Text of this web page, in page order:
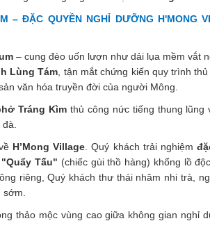
– ĐẶC QUYỀN NGHỈ DƯỠNG H'MONG
– cung đèo uốn lượn như dải lụa mềm vắt
Lùng Tám , tận mắt chứng kiến quy trình
văn hóa truyền đời của người Mông.
Tráng Kìmthủ công nức tiếng thung lũng
H’Mong Village . Quý khách trải nghiệm
Tấu" (chiếc gùi thồ hàng) khổng lồ
riêng, Quý khách thư thái nhâm nhi trà,
thảo mộc vùng cao giữa không gian nghỉ